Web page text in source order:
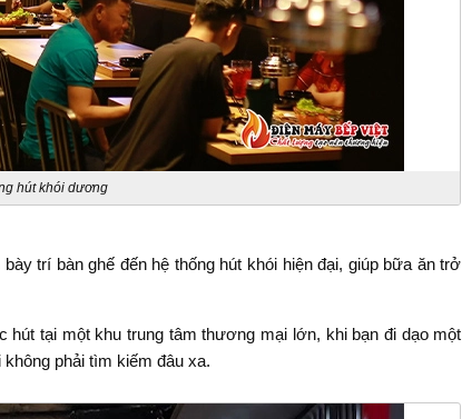
hút khói dương
trí bàn ghế đến hệ thống hút khói hiện đại, giúp bữa ăn trở
tại một khu trung tâm thương mại lớn, khi bạn đi dạo một
phải tìm kiếm đâu xa.